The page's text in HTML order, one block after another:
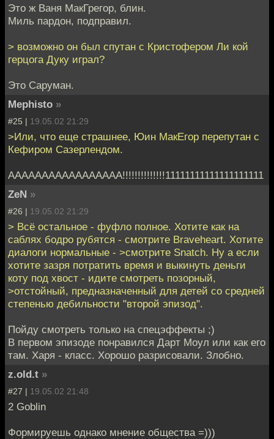
Это ж Ваня МакГрегор, блин.
Миль пардон, подправил.
> возможно он был спутан с Кристофером Ли кой
герцога Дуку играл?
Это Саруман.
Mephisto »
#25 | 19.05.02 21:29
>Или, что еще страшнее, Юин МакЕгор перепутан с
Кефиром Сазерлендом.
ААААААААААААААААА!!!!!!!!!!!!!!11111111111111111111
ZeN »
#26 | 19.05.02 21:29
> Всё остальное - фуфло полное. Хотите как на
саблях бодро рубятся - смотрите Braveheart. Хотите
диалоги нормальные - >смотрите Snatch. Ну а если
хотите зазря потратить время и выкинуть деньги
коту под хвост - идите смотреть позорный,
>отстойный, предназначенный для детей со средней
степенью дебильности "второй эпизод".
Пойду смотреть только на спецэффекты ;)
В первом эпизоде понравился Дарт Моул или как его
там. Харя - класс. Хорошо разрисовали. Злобно.
z.old.t »
#27 | 19.05.02 21:48
2 Goblin
Формируешь однако мнение общества =)))